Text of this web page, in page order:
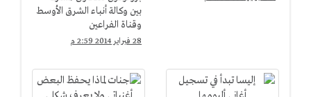
بين وكالة أنباء الشرق الأوسط
وقناة الفراعين
28 فبراير 2014 2:59 م